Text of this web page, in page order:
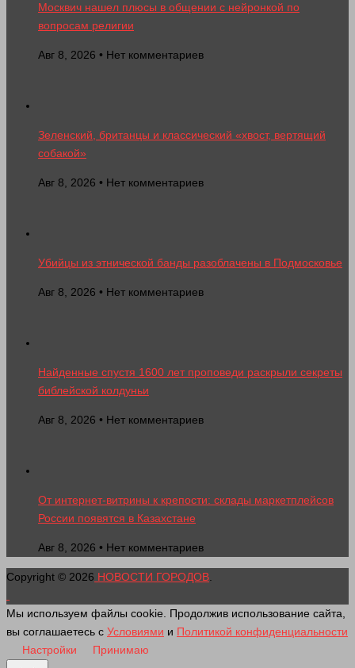
Москвич нашел плюсы в общении с нейронкой по
вопросам религии
Авг 8, 2026 • Нет комментариев
Зеленский, британцы и классический «хвост, вертящий
собакой»
Авг 8, 2026 • Нет комментариев
Убийцы из этнической банды разоблачены в Подмосковье
Авг 8, 2026 • Нет комментариев
Найденные спустя 1600 лет проповеди раскрыли секреты
библейской колдуньи
Авг 8, 2026 • Нет комментариев
От интернет-витрины к крепости: склады маркетплейсов
России появятся в Казахстане
Авг 8, 2026 • Нет комментариев
Copyright © 2026 НОВОСТИ ГОРОДОВ.
Мы используем файлы cookie. Продолжив использование сайта,
вы соглашаетесь с Условиями и Политикой конфиденциальности
Настройки
Принимаю